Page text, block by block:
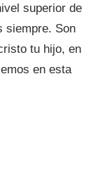
superior de
siempre. Son
tu hijo, en
en esta